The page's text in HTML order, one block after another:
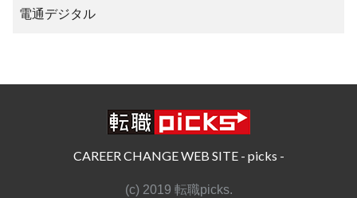
電通デジタル
CAREER CHANGE WEB SITE - picks -
(c) 2019 転職picks.